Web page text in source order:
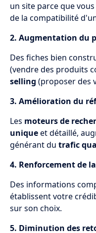
un site parce que
de la compatibilité
2. Augmentation du
Des fiches bien
(vendre des produits
selling (proposer des
3. Amélioration du
Les moteurs de
uniqueet détaillé,
générant du trafic
4. Renforcement de
Des informations
établissent votre
sur son choix.
5. Diminution des